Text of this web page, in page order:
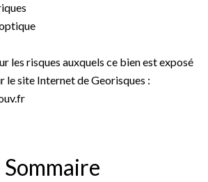
les risques auxquels ce bien est exposé
le site Internet de Georisques :
Sommaire